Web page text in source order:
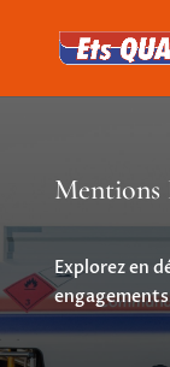
Mentions
Explorez en